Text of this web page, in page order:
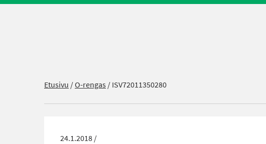
Etusivu /O-rengas /ISV72011350280
24.1.2018 /